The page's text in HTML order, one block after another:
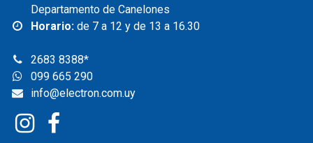
Departamento de Canelones
Horario: de 7 a 12 y de 13 a 16.30
2683 8388*
099 665 290
info@electron.com.uy